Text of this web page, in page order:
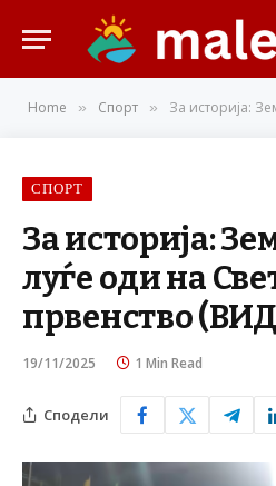
Home » Спорт » За историја: Земја од
СПОРТ
За историја:
луѓе оди на
првенство
19/11/2025 1 Min Read
Сподели